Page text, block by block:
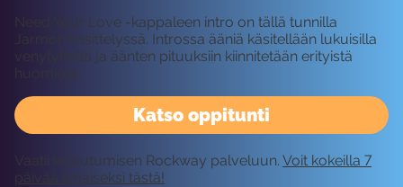
Katso oppitunti
Need Your Love -kappaleen intro on tällä tunnilla
Jarmon käsittelyssä. Introssa ääniä käsitellään lukuisilla
venytyksillä ja äänten pituuksiin kiinnitetään erityistä
huomiota.
Vaatii kirjautumisen Rockway palveluun. Voit kokeilla 7
päivää ilmaiseksi tästä!